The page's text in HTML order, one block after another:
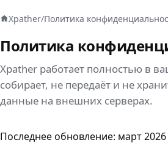
Xpather/Политика
Политика
Xpather работает полностью в
собирает, не передаёт и не
данные на внешних серверах.
Последнее обновление: март 2026